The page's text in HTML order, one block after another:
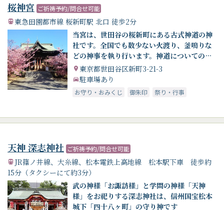
桜神宮 ご祈祷予約/問合せ可能
東急田園都市線 桜新町駅 北口 徒歩2分
当宮は、世田谷の桜新町にある古式神道の神
社です。全国でも数少ない火渡り、釜鳴りな
どの神事を執り行います。神道についてのご
質問から、さまざまなご相談ごと行事の執行
まで、インターネットの利点を活かし皆様の
お役になれたらと思っております。
東京都世田谷区新町3-21-3
駐車場あり
お守り・おみくじ 御朱印 祭り・行事
天神 深志神社 ご祈祷予約/問合せ可能
JR篠ノ井線、大糸線、松本電鉄上高地線 松本駅下車 徒歩約
15分（タクシーにて約3分）
武の神様「お諏訪様」と学問の神様「天神
様」をお祀りする深志神社は、信州国宝松本
城下「四十八ヶ町」の守り神です